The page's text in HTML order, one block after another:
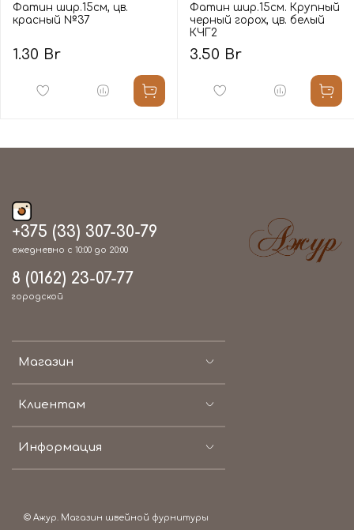
Фатин шир.15см, цв.
красный №37
1.30 Br
Фатин шир.15см. Крупный
черный горох, цв. белый
КЧГ2
3.50 Br
Магазин
Клиентам
Информация
+375 (33) 307-30-79
ежедневно с 10:00 до 20:00
8 (0162) 23-07-77
городской
© Ажур. Магазин швейной фурнитуры